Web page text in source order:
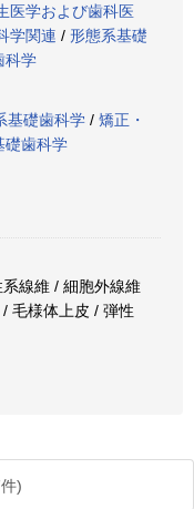
医学および歯科医
学関連 / 形態系基礎
科学
基礎歯科学 / 矯正・
礎歯科学
線維 / 細胞外線維
毛様体上皮 / 弾性
件)